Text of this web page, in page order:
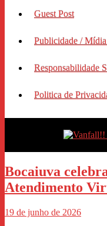
Guest Post
Publicidade /
Responsabilidade
Politica de
Bocaiuva
Atendimento
19 de junho de 2026